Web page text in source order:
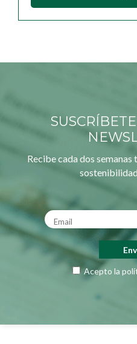
Recibe cada dos
Acepto la